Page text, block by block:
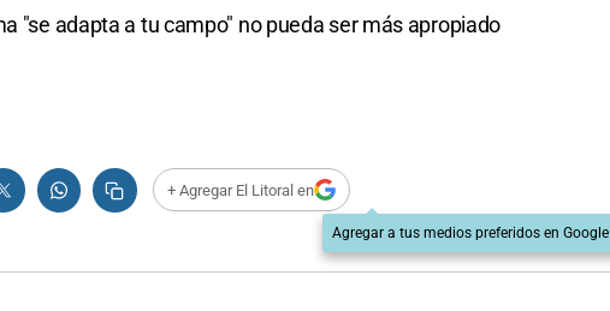
"se adapta a tu campo" no pueda ser más apropiado
+ Agregar El Litoral en
Agregar a tus medios preferidos en Google